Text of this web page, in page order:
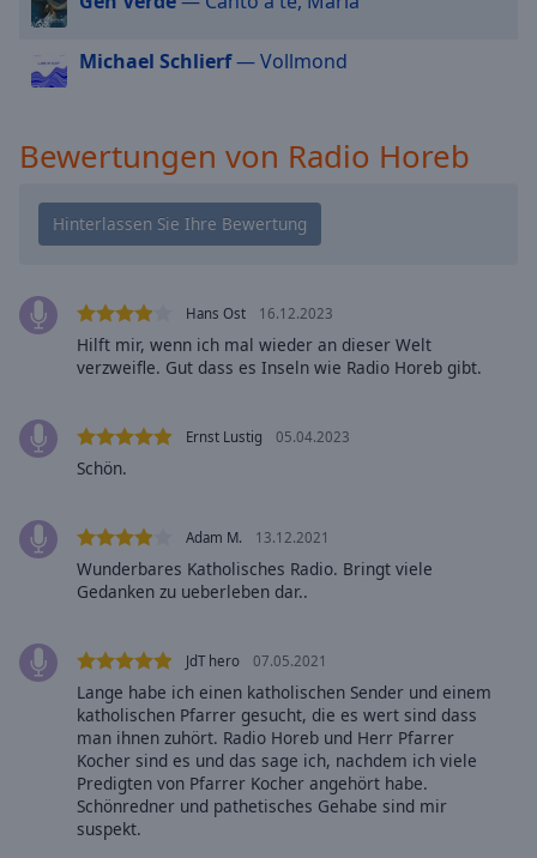
Opacity
Background
Caption
Background
Font
Text
Edge
Michael Schlierf— Vollmond
Bewertungen von Radio Horeb
Hans Ost 16.12.2023
Hilft mir, wenn ich mal wieder an dieser Welt
verzweifle. Gut dass es Inseln wie Radio Horeb gibt.
Ernst Lustig 05.04.2023
Schön.
Adam M. 13.12.2021
Wunderbares Katholisches Radio. Bringt viele
Gedanken zu ueberleben dar..
JdT hero 07.05.2021
Lange habe ich einen katholischen Sender und einem
katholischen Pfarrer gesucht, die es wert sind dass
man ihnen zuhört. Radio Horeb und Herr Pfarrer
Kocher sind es und das sage ich, nachdem ich viele
Predigten von Pfarrer Kocher angehört habe.
Schönredner und pathetisches Gehabe sind mir
suspekt.